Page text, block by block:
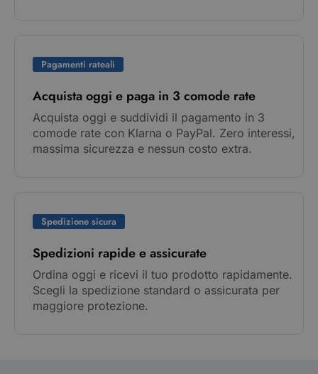
Pagamenti rateali
Acquista oggi e paga in 3 comode rate
Acquista oggi e suddividi il pagamento in 3
comode rate con Klarna o PayPal. Zero interessi,
massima sicurezza e nessun costo extra.
Spedizione sicura
Spedizioni rapide e assicurate
Ordina oggi e ricevi il tuo prodotto rapidamente.
Scegli la spedizione standard o assicurata per
maggiore protezione.